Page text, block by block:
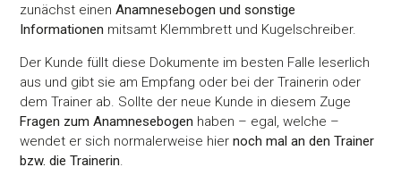
zunächst einenAnamnesebogen und sonstige
Informationen mitsamt Klemmbrett und Kugelschreiber.
Der Kunde füllt diese Dokumente im besten Falle leserlich
aus und gibt sie am Empfang oder bei der Trainerin oder
dem Trainer ab. Sollte der neue Kunde in diesem Zuge
Fragen zum Anamnesebogen haben – egal, welche –
wendet er sich normalerweise hiernoch mal an den Trainer
bzw. die Trainerin.